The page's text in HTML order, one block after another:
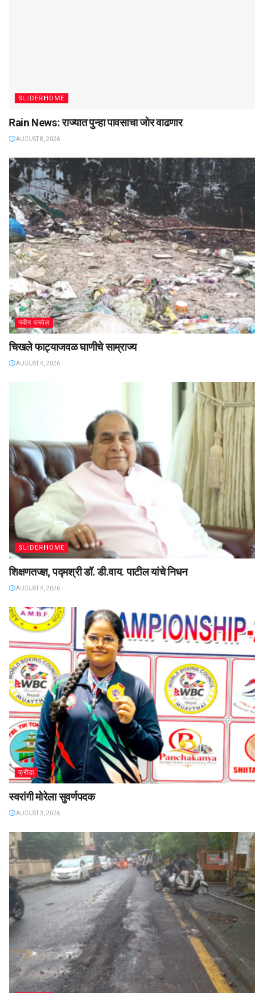
SLIDERHOME
Rain News: राज्यात पुन्हा पावसाचा जोर वाढणार
AUGUST 8, 2026
नवीन पनवेल
चिखले फाट्याजवळ घाणीचे साम्राज्य
AUGUST 4, 2026
SLIDERHOME
शिक्षणतज्ज्ञ, पद्मश्री डॉ. डी.वाय. पाटील यांचे निधन
AUGUST 4, 2026
क्रीडा
स्वरांगी मोरेला सुवर्णपदक
AUGUST 3, 2026